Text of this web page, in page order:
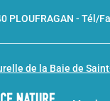
PLOUFRAGAN -Tél/
de la Baie de